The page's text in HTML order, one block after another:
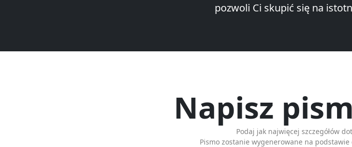
pozwoli Ci skupić się na
Napisz
Podaj jak najwięcej szczegółów
Pismo zostanie wygenerowane na